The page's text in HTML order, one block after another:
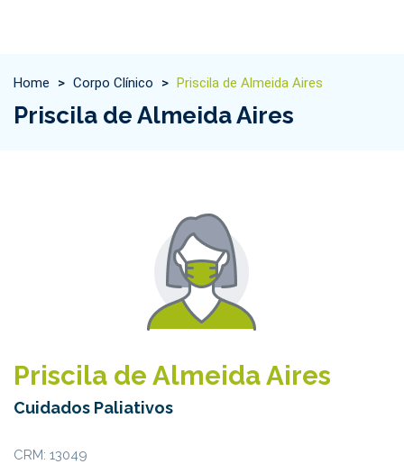
Home > Corpo Clínico > Priscila de Almeida Aires
Priscila de Almeida Aires
Priscila de Almeida Aires
Cuidados Paliativos
CRM: 13049